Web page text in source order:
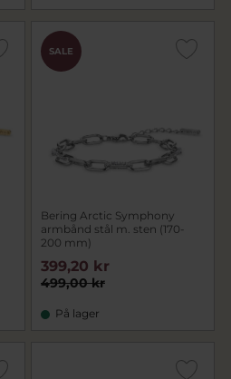
SALE
Bering Arctic Symphony
armbånd stål m. sten (170-
200 mm)
499,00 kr
399,20 kr
På lager